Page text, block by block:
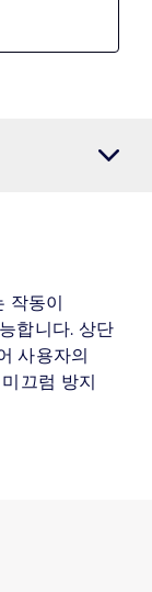
작동이
합니다. 상단
사용자의
끄럼 방지